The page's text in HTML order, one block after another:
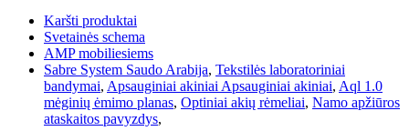
Karšti produktai
Svetainės schema
AMP mobiliesiems
Sabre System Saudo Arabija, Tekstilės laboratoriniai
bandymai, Apsauginiai akiniai Apsauginiai akiniai, Aql 1.0
mėginių ėmimo planas, Optiniai akių rėmeliai, Namo apžiūros
ataskaitos pavyzdys,